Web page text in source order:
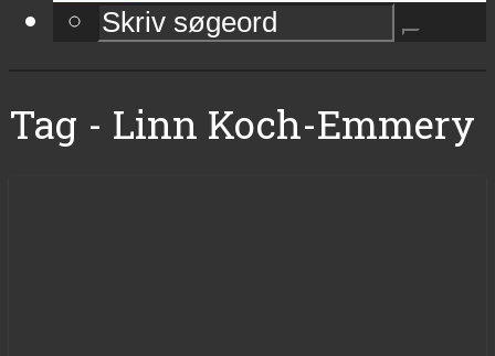
Tag - Linn Koch-Emmery